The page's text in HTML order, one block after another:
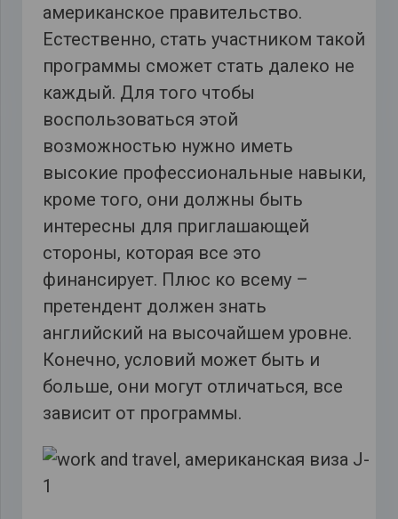
американское правительство.
Естественно, стать участником такой
программы сможет стать далеко не
каждый. Для того чтобы
воспользоваться этой
возможностью нужно иметь
высокие профессиональные навыки,
кроме того, они должны быть
интересны для приглашающей
стороны, которая все это
финансирует. Плюс ко всему –
претендент должен знать
английский на высочайшем уровне.
Конечно, условий может быть и
больше, они могут отличаться, все
зависит от программы.